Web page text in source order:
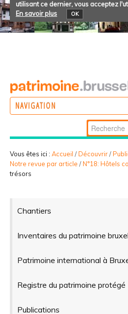
utilisant ce dernier, vous acceptez
En savoir plus
OK
NAVIGATION
PARTICIPER
Chercher par
Recherche
avancée…
Vous êtes ici : Accueil /Découvrir/
Notre revue par article /N°18: Hôtels
trésors
Chantiers
Inventaires du patrimoine
Patrimoine international à
Registre du patrimoine protégé
Publications